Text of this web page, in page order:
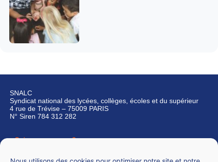
SNALC
Syndicat national des lycées, collèges, écoles et du supérieur
4 rue de Trévise – 75009 PARIS
N° Siren 784 312 282
Qui sommes-nous ?